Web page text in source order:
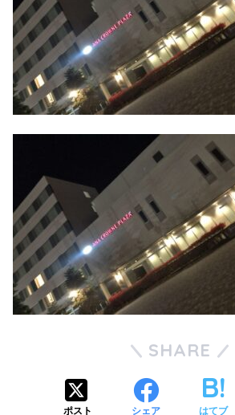
SHARE
ポスト シェア はてブ